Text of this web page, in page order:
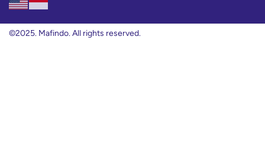
©2025. Mafindo. All rights reserved.